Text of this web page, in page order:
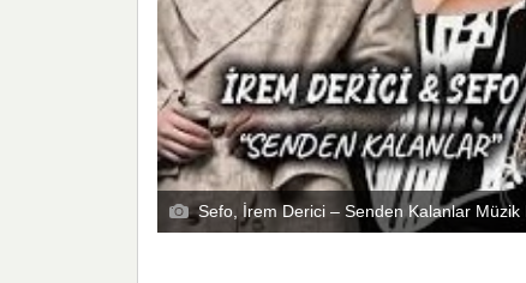
Sefo, İrem Derici – Senden Kalanlar Müzik